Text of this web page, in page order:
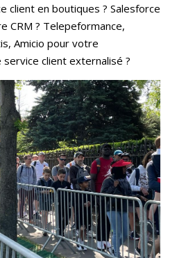
client en boutiques ? Salesforce
CRM ? Telepeformance,
Amicio pour votre
client externalisé ?